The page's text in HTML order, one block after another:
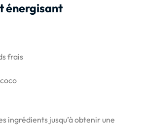
énergisant
frais
ingrédients jusqu’à obtenir une